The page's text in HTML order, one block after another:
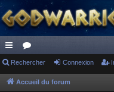
ac
co
or
u
Rechercher Connexion
Accueil du forum